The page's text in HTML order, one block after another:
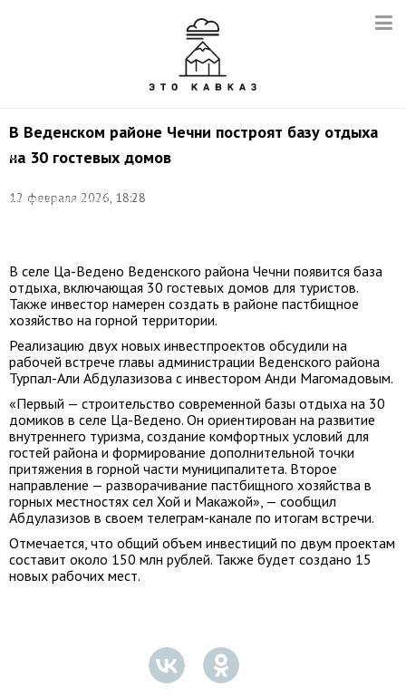
В Веденском районе Чечни построят базу отдыха
на 30 гостевых домов
12 февраля 2026, 18:28
Фото:
©
работа/ru.wikipedia/CC
В селе Ца-Ведено Веденского района Чечни появится база
отдыха, включающая 30 гостевых домов для туристов.
Также инвестор намерен создать в районе пастбищное
хозяйство на горной территории.
Реализацию двух новых инвестпроектов обсудили на
рабочей встрече главы администрации Веденского района
Турпал-Али Абдулазизова с инвестором Анди Магомадовым.
«Первый — строительство современной базы отдыха на 30
домиков в селе Ца-Ведено. Он ориентирован на развитие
внутреннего туризма, создание комфортных условий для
гостей района и формирование дополнительной точки
притяжения в горной части муниципалитета. Второе
направление — разворачивание пастбищного хозяйства в
горных местностях сел Хой и Макажой», — сообщил
Абдулазизов в своем телеграм-канале по итогам встречи.
Отмечается, что общий объем инвестиций по двум проектам
составит около 150 млн рублей. Также будет создано 15
новых рабочих мест.